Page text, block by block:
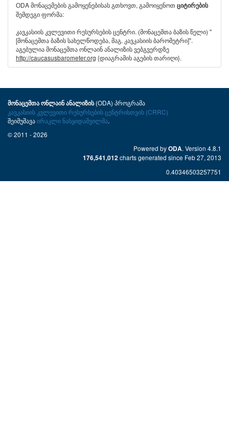
ODA მონაცემების გამოყენებისას გთხოვთ, გამოიყენოთ ციტირების
შემდეგი ფორმა:
კავკასიის კვლევითი რესურსების ცენტრი. (მონაცემთა ბაზის წელი) "
[მონაცემთა ბაზის სახელწოდება, მაგ. კავკასიის ბარომეტრი]".
აგებულია მონაცემთა ონლაინ ანალიზის ვებგვერდზე
http://caucasusbarometer.org {დიაგრამის აგების თარიღი}.
მონაცემთა ონლაინ ანალიზის(ODA) პროგრამა
კავკასიის კვლევითი რესურსების ცენტრისთვის (CRRC)
შეიმუშავაირაკლი ნასყიდაშვილმა.
© 2011 - 2026
Powered byODA. Version 4.8.1
176,541,012 charts generated since Feb 27, 2013
0.40346503257751